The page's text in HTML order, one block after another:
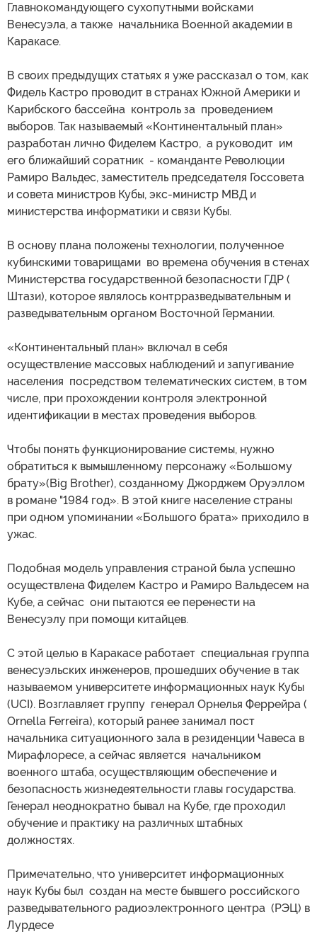
Главнокомандующего сухопутными войсками
Венесуэла, а также начальника Военной академии в
Каракасе.
В своих предыдущих статьях я уже рассказал о том, как
Фидель Кастро проводит в странах Южной Америки и
Карибского бассейна контроль за проведением
выборов. Так называемый «Континентальный план»
разработан лично Фиделем Кастро, а руководит им
его ближайший соратник - команданте Революции
Рамиро Вальдес, заместитель председателя Госсовета
и совета министров Кубы, экс-министр МВД и
министерства информатики и связи Кубы.
В основу плана положены технологии, полученное
кубинскими товарищами во времена обучения в стенах
Министерства государственной безопасности ГДР (
Штази), которое являлось контрразведывательным и
разведывательным органом Восточной Германии.
«Континентальный план» включал в себя
осуществление массовых наблюдений и запугивание
населения посредством телематических систем, в том
числе, при прохождении контроля электронной
идентификации в местах проведения выборов.
Чтобы понять функционирование системы, нужно
обратиться к вымышленному персонажу «Большому
брату»(Big Brother), созданному Джорджем Оруэллом
в романе "1984 год». В этой книге население страны
при одном упоминании «Большого брата» приходило в
ужас.
Подобная модель управления страной была успешно
осуществлена Фиделем Кастро и Рамиро Вальдесем на
Кубе, а сейчас они пытаются ее перенести на
Венесуэлу при помощи китайцев.
С этой целью в Каракасе работает специальная группа
венесуэльских инженеров, прошедших обучение в так
называемом университете информационных наук Кубы
(UCI). Возглавляет группу генерал Орнелья Феррейра (
Ornella Ferreira), который ранее занимал пост
начальника ситуационного зала в резиденции Чавеса в
Мирафлоресе, а сейчас является начальником
военного штаба, осуществляющим обеспечение и
безопасность жизнедеятельности главы государства.
Генерал неоднократно бывал на Кубе, где проходил
обучение и практику на различных штабных
должностях.
Примечательно, что университет информационных
наук Кубы был создан на месте бывшего российского
разведывательного радиоэлектронного центра (РЭЦ) в
Лурдесе